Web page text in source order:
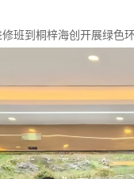
到桐梓海创开展绿色